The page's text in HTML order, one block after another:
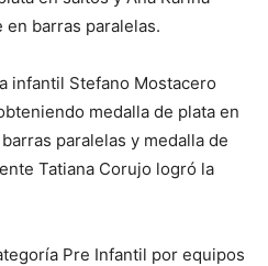
barras paralelas.
infantil Stefano Mostacero
medalla de plata en
paralelas y medalla de
Tatiana Corujo logró la
Pre Infantil por equipos